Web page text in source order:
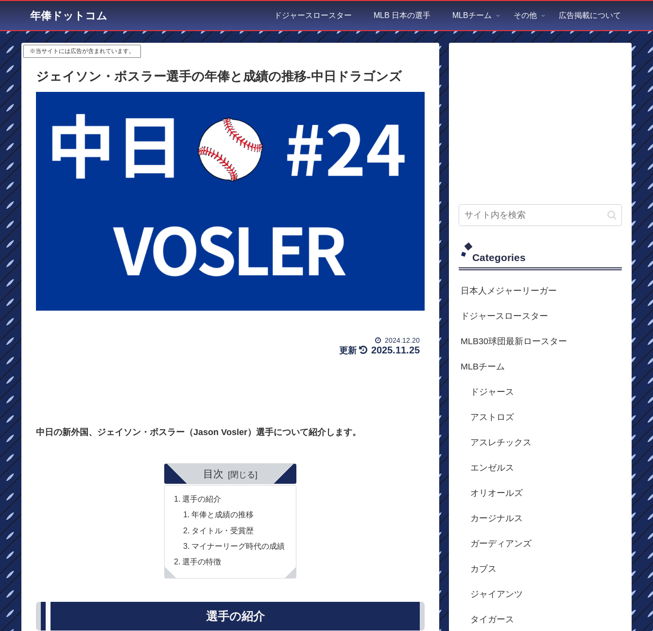
年俸ドットコム ドジャースロースター MLB 日本の選手 MLBチーム その他 広告掲載について
※当サイトには広告が含まれています。
ジェイソン・ボスラー選手の年俸と成績の推移-中日ドラゴンズ
2024.12.20
2025.11.25
中日の新外国、ジェイソン・ボスラー（Jason Vosler）選手について紹介します。
目次
選手の紹介
年俸と成績の推移
タイトル・受賞歴
マイナーリーグ時代の成績
選手の特徴
選手の紹介
Categories
日本人メジャーリーガー
ドジャースロースター
MLB30球団最新ロースター
MLBチーム
ドジャース
アストロズ
アスレチックス
エンゼルス
オリオールズ
カージナルス
ガーディアンズ
カブス
ジャイアンツ
タイガース